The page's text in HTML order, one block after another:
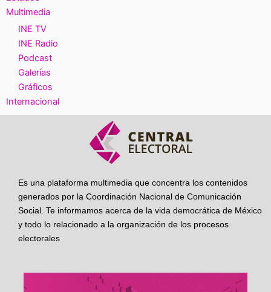
Multimedia
INE TV
INE Radio
Podcast
Galerías
Gráficos
Internacional
Es una plataforma multimedia que concentra los contenidos
generados por la Coordinación Nacional de Comunicación
Social. Te informamos acerca de la vida democrática de México
y todo lo relacionado a la organización de los procesos
electorales